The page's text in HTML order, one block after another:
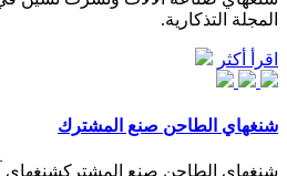
المجلة التذكارية.
اقرأ أكثر
شنغهاي الطاحن صنع المشترك
شنغهاي الطاحن صنع المشتركشنغهاي